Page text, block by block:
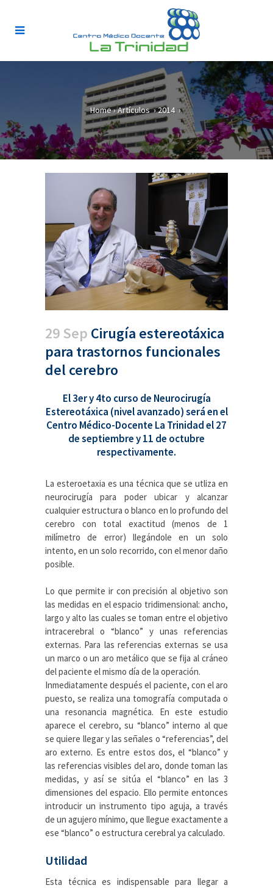
Home›Artículos›2014 ›
29 Sep Cirugía estereotáxica
para trastornos funcionales
del cerebro
El 3er y 4to curso de Neurocirugía
Estereotáxica (nivel avanzado) será en el
Centro Médico-Docente La Trinidad el 27
de septiembre y 11 de octubre
respectivamente.
La esteroetaxia es una técnica que se utliza en
neurocirugía para poder ubicar y alcanzar
cualquier estructura o blanco en lo profundo del
cerebro con total exactitud (menos de 1
milímetro de error) llegándole en un solo
intento, en un solo recorrido, con el menor daño
posible.
Lo que permite ir con precisión al objetivo son
las medidas en el espacio tridimensional: ancho,
largo y alto las cuales se toman entre el objetivo
intracerebral o “blanco” y unas referencias
externas. Para las referencias externas se usa
un marco o un aro metálico que se fija al cráneo
del paciente el mismo día de la operación.
Inmediatamente después el paciente, con el aro
puesto, se realiza una tomografía computada o
una resonancia magnética. En este estudio
aparece el cerebro, su “blanco” interno al que
se quiere llegar y las señales o “referencias”, del
aro externo. Es entre estos dos, el “blanco” y
las referencias visibles del aro, donde toman las
medidas, y así se sitúa el “blanco” en las 3
dimensiones del espacio. Ello permite entonces
introducir un instrumento tipo aguja, a través
de un agujero mínimo, que llegue exactamente a
ese “blanco” o estructura cerebral ya calculado.
Utilidad
Esta técnica es indispensable para llegar a